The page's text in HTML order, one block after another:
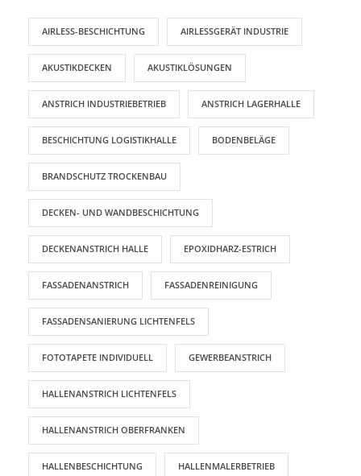
AIRLESS-BESCHICHTUNG AIRLESSGERÄT INDUSTRIE
AKUSTIKDECKEN AKUSTIKLÖSUNGEN
ANSTRICH INDUSTRIEBETRIEB ANSTRICH LAGERHALLE
BESCHICHTUNG LOGISTIKHALLE BODENBELÄGE
BRANDSCHUTZ TROCKENBAU
DECKEN- UND WANDBESCHICHTUNG
DECKENANSTRICH HALLE EPOXIDHARZ-ESTRICH
FASSADENANSTRICH FASSADENREINIGUNG
FASSADENSANIERUNG LICHTENFELS
FOTOTAPETE INDIVIDUELL GEWERBEANSTRICH
HALLENANSTRICH LICHTENFELS
HALLENANSTRICH OBERFRANKEN
HALLENBESCHICHTUNG HALLENMALERBETRIEB